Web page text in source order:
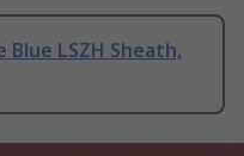
LSZH Sheath,